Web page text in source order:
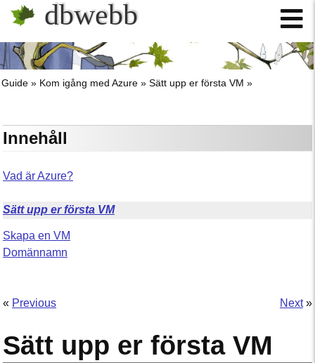
dbwebb
Guide Kom igång med Azure Sätt upp er första VM
Innehåll
Vad är Azure?
Sätt upp er första VM
Skapa en VM
Domännamn
Next»
« Previous
Sätt upp er första VM